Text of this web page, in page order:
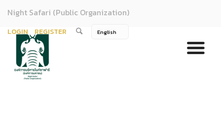
Night Safari (Public Organization)
LOGIN REGISTER